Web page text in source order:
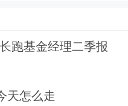
：Choice数据
计算选取市场调
作为基准指数，超
跑基金经理二季报
天怎么走